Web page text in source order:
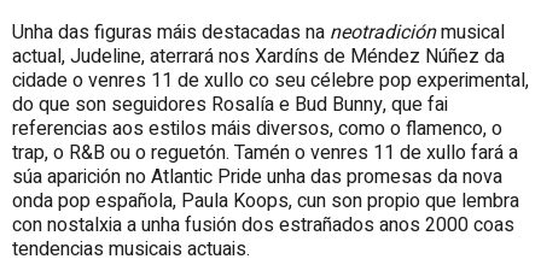
Unha das figuras máis destacadas na neotradiciónmusical
actual, Judeline, aterrará nos Xardíns de Méndez Núñez da
cidade o venres 11 de xullo co seu célebre pop experimental,
do que son seguidores Rosalía e Bud Bunny, que fai
referencias aos estilos máis diversos, como o flamenco, o
trap, o R&B ou o reguetón. Tamén o venres 11 de xullo fará a
súa aparición no Atlantic Pride unha das promesas da nova
onda pop española, Paula Koops, cun son propio que lembra
con nostalxia a unha fusión dos estrañados anos 2000 coas
tendencias musicais actuais.